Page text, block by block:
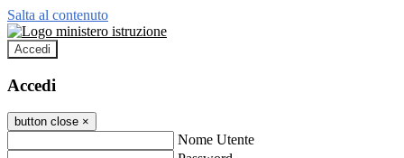
Salta al contenuto
Accedi
Accedi
button close ×
Nome Utente